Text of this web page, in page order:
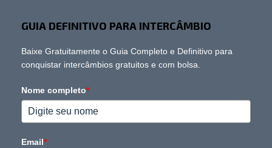
GUIA DEFINITIVO PARA INTERCÂMBIO
Baixe Gratuitamente o Guia Completo e Definitivo para
conquistar intercâmbios gratuitos e com bolsa.
Nome completo*
Email*